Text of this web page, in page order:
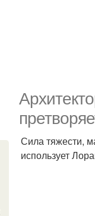
Сила тяжести,
использует